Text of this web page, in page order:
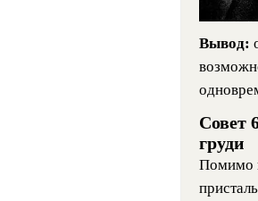
Вывод:
Совет
груди
Помимо